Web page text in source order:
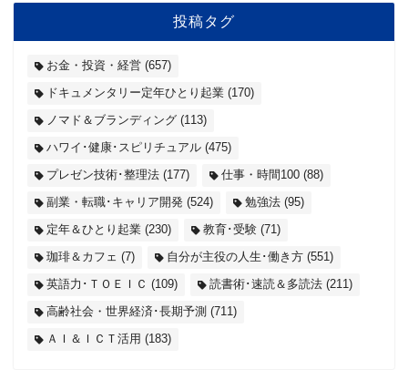
投稿タグ
お金・投資・経営 (657)
ドキュメンタリー定年ひとり起業 (170)
ノマド＆ブランディング (113)
ハワイ･健康･スピリチュアル (475)
プレゼン技術･整理法 (177) 仕事・時間100 (88)
副業・転職･キャリア開発 (524) 勉強法 (95)
定年＆ひとり起業 (230) 教育･受験 (71)
珈琲＆カフェ (7) 自分が主役の人生･働き方 (551)
英語力･ＴＯＥＩＣ (109) 読書術･速読＆多読法 (211)
高齢社会・世界経済･長期予測 (711)
ＡＩ＆ＩＣＴ活用 (183)